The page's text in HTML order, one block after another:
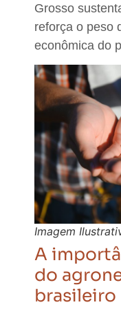
Grosso
reforça o peso
econômica do
Imagem
A
do
brasileiro